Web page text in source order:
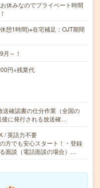
休みなのでプライベート時間
1時間)※在宅補足：OJT期間
～！
円+残業代
送確認書の仕分作業（全国の
後に発行される放送確…
/ 英語力不要
方でも安心スタート！・登録
面談（電話面談の場合）…